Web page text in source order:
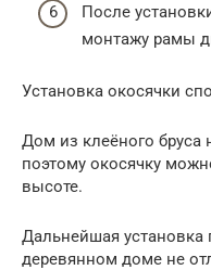
После
монтажу рамы
Установка окосячки
Дом из клеёного бруса
поэтому окосячку
высоте.
Дальнейшая установка
деревянном доме не